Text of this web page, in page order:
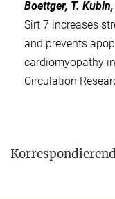
Boettger, T.
Sirt 7 increases
and prevents
cardiomyopathy
Circulation